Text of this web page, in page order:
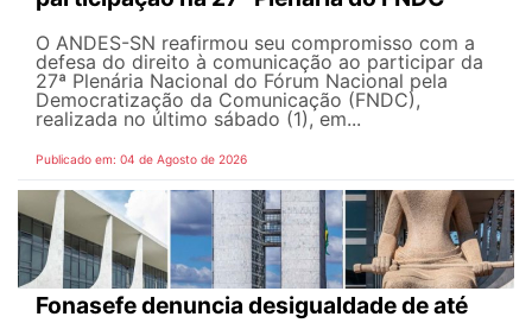
O ANDES-SN reafirmou seu compromisso com a
defesa do direito à comunicação ao participar da
27ª Plenária Nacional do Fórum Nacional pela
Democratização da Comunicação (FNDC),
realizada no último sábado (1), em...
Publicado em: 04 de Agosto de 2026
Fonasefe denuncia desigualdade de até